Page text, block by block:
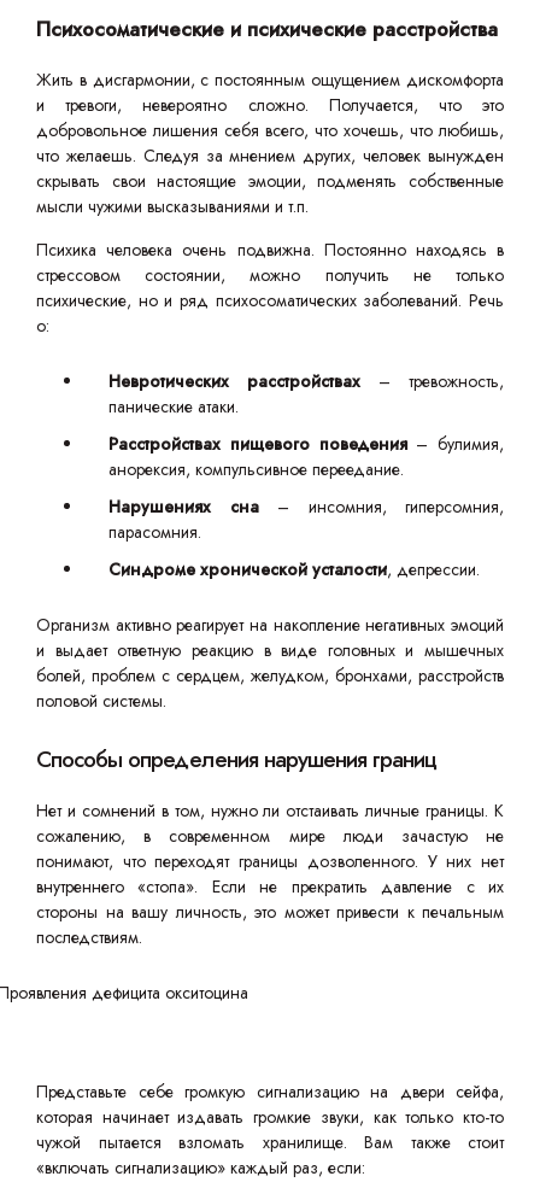
Психосоматические и психические расстройства
Жить в дисгармонии, с постоянным ощущением дискомфорта
и тревоги, невероятно сложно. Получается, что это
добровольное лишения себя всего, что хочешь, что любишь,
что желаешь. Следуя за мнением других, человек вынужден
скрывать свои настоящие эмоции, подменять собственные
мысли чужими высказываниями и т.п.
Психика человека очень подвижна. Постоянно находясь в
стрессовом состоянии, можно получить не только
психические, но и ряд психосоматических заболеваний. Речь
о:
Невротических расстройствах – тревожность,
панические атаки.
Расстройствах пищевого поведения– булимия,
анорексия, компульсивное переедание.
Нарушениях сна– инсомния, гиперсомния,
парасомния.
Синдроме хронической усталости, депрессии.
Организм активно реагирует на накопление негативных эмоций
и выдает ответную реакцию в виде головных и мышечных
болей, проблем с сердцем, желудком, бронхами, расстройств
половой системы.
Способы определения нарушения границ
Нет и сомнений в том, нужно ли отстаивать личные границы. К
сожалению, в современном мире люди зачастую не
понимают, что переходят границы дозволенного. У них нет
внутреннего «стопа». Если не прекратить давление с их
стороны на вашу личность, это может привести к печальным
последствиям.
Представьте себе громкую сигнализацию на двери сейфа,
которая начинает издавать громкие звуки, как только кто-то
чужой пытается взломать хранилище. Вам также стоит
«включать сигнализацию» каждый раз, если: